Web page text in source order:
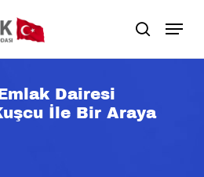
search
Dairesi
İle Bir Araya